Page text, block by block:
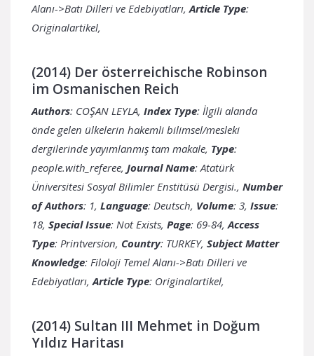
Alanı->Batı Dilleri ve Edebiyatları, Article Type:
Originalartikel,
(2014) Der österreichische Robinson
im Osmanischen Reich
Authors: COŞAN LEYLA, Index Type: İlgili alanda
önde gelen ülkelerin hakemli bilimsel/mesleki
dergilerinde yayımlanmış tam makale, Type:
people.with_referee, Journal Name: Atatürk
Üniversitesi Sosyal Bilimler Enstitüsü Dergisi., Number
of Authors: 1, Language: Deutsch, Volume: 3, Issue:
18, Special Issue: Not Exists, Page: 69-84, Access
Type: Printversion, Country: Subject Matter
Knowledge: Filoloji Temel Alanı->Batı Dilleri ve
Edebiyatları, Article Type: Originalartikel,
(2014) Sultan III Mehmet in Doğum
Yıldız Haritası